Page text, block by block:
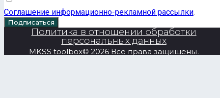
Соглашение информационно-рекламной рассылки
Подписаться
Политика в отношении обработки
персональных данных
MKSS toolbox© 2026 Все права защищены.